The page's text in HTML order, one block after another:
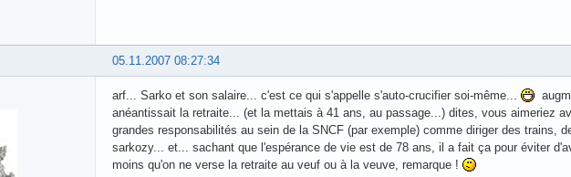
05.11.2007 08:27:34
arf... Sarko et son salaire... c'est ce qui s'appelle s'auto-crucifier soi-même...
anéantissait la retraite... (et la mettais à 41 ans, au passage...) dites, vous aimeriez
grandes responsabilités au sein de la SNCF (par exemple) comme diriger des trains,
sarkozy... et... sachant que l'espérance de vie est de 78 ans, il a fait ça pour éviter
moins qu'on ne verse la retraite au veuf ou à la veuve, remarque !